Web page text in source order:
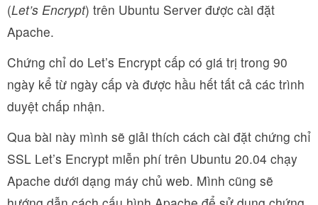
(Let’s Encrypt) trên Ubuntu Server được cài đặt
Apache.
Chứng chỉ do Let’s Encrypt cấp có giá trị trong 90
ngày kể từ ngày cấp và được hầu hết tất cả các trình
duyệt chấp nhận.
Qua bài này mình sẽ giải thích cách cài đặt chứng chỉ
SSL Let’s Encrypt miễn phí trên Ubuntu 20.04 chạy
Apache dưới dạng máy chủ web. Mình cũng sẽ